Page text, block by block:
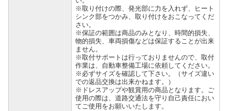
※取り付けの際、発光部に力を入れず、ヒート
シンク部をつかみ、取り付けをおこなってくだ
さい。
※保証の範囲は商品のみとなり、時間的損失、
物的損失、車両損傷などは保証することが出来
ません。
※取付サポートは行っておりませんので、取付
作業は、自動車整備工場に依頼してください。
※必ずサイズを確認して下さい。（サイズ違い
での返品交換は出来かねます。）
※ドレスアップや観賞用の商品となります。ご
使用の際は、道路交通法を守り自己責任におい
てご使用をお願いいたします。